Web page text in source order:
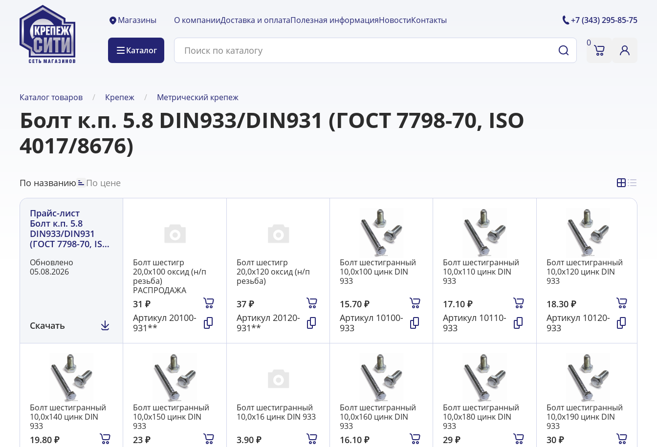
Магазины
Каталог
О компанииДоставка и оплатаПолезная информацияНовостиКонтакты +7 (343) 295-85-75
0
Каталог товаров Крепеж Метрический крепеж
Болт к.п. 5.8 DIN933/DIN931 (ГОСТ 7798-70, ISO
4017/8676)
По названию По цене
Прайс-лист
Болт к.п. 5.8
DIN933/DIN931
(ГОСТ 7798-70, ISO
Обновлено
05.08.2026
Скачать
Болт шестигр
20,0х100 оксид (н/п
резьба)
РАСПРОДАЖА
31₽
Артикул20100-
931**
Болт шестигр
20,0х120 оксид (н/п
резьба)
37 ₽
Артикул 20120-
931**
Болт шестигранный
10,0х100 цинк DIN
933
15.70 ₽
Артикул 10100-
933
Болт шестигранный
10,0х110 цинк DIN
933
17.10₽
Артикул 10110-
933
Болт шестигранный
10,0х120 цинк DIN
933
18.30 ₽
Артикул 10120-
933
Болт шестигранный
10,0х140 цинк DIN
933
19.80 ₽
Болт шестигранный
10,0х150 цинк DIN
933
23₽
Болт шестигранный
10,0х16 цинк DIN 933
3.90 ₽
Болт шестигранный
10,0х160 цинк DIN
933
16.10 ₽
Болт шестигранный
10,0х180 цинк DIN
933
29₽
Болт шестигранный
10,0х190 цинк DIN
933
30 ₽